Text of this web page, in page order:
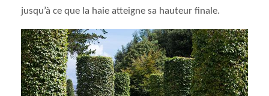
jusqu’à ce que la haie atteigne sa hauteur finale.